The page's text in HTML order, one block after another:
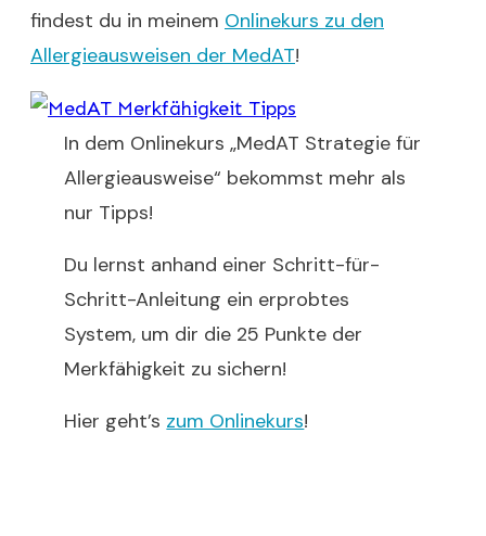
findest du in meinem Onlinekurs zu den
Allergieausweisen der MedAT!
In dem Onlinekurs „MedAT Strategie für
Allergieausweise“ bekommst mehr als
nur Tipps!
Du lernst anhand einer Schritt-für-
Schritt-Anleitung ein erprobtes
System, um dir die 25 Punkte der
Merkfähigkeit zu sichern!
Hier geht’s zum Onlinekurs!